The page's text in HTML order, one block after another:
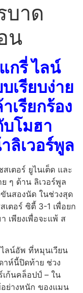
บาด
น
กรี่ ไลน์
เรียบง่าย
รียกร้อง
โมฮา
ลิเวอร์พูล
เตอร์ ยูไนเต็ด และ
ๆ ด้าน ลิเวอร์พูล
นสองนัด ในช่วงสุด
ตอร์ ซิตี้ 3-1 เพื่อยก
เพียงเพื่อจะแพ้ ส
ลน์อัพ ที่หมุนเวียน
าห์นี้ปิดท้าย ช่วง
ก้นคล็อปป์ – ใน
ย่างหนัก ของแมน